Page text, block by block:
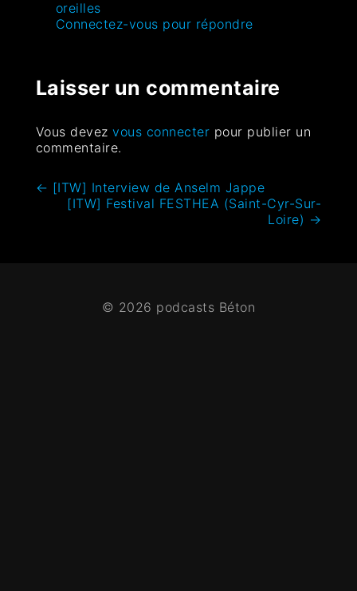
oreilles
Connectez-vous pour répondre
Laisser un commentaire
Vous devezvous connecter pour publier un
commentaire.
← [ITW] Interview de Anselm Jappe
[ITW] Festival FESTHEA (Saint-Cyr-Sur-
Loire) →
© 2026 podcasts Béton